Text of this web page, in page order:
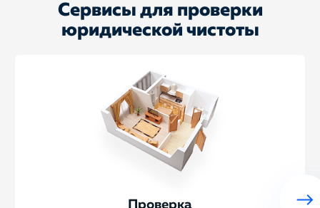
Сервисы для проверки
юридической чистоты
Проверка